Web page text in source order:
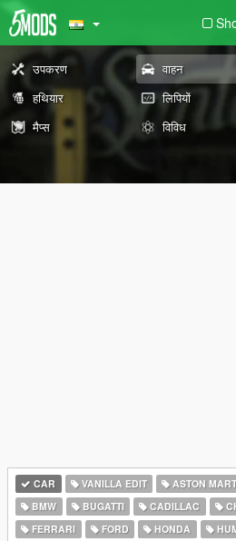
उपकरण वाहन
हथियार
लिपियों
मैप्स
विविध
CAR VANILLA EDIT ASTON
BMW
BUGATTI CADILLAC
FERRARI
FORD HONDA